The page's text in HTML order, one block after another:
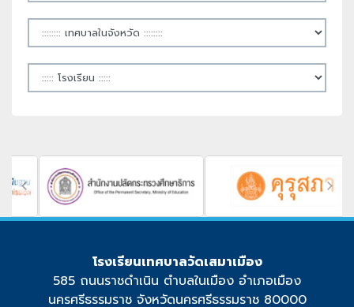
โรงเรียนเทศบาลวัดเสมาเมือง
585 ถนนราชดำเนิน ตำบลในเมือง อำเภอเมือง
นครศรีธรรมราช จังหวัดนครศรีธรรมราช 80000